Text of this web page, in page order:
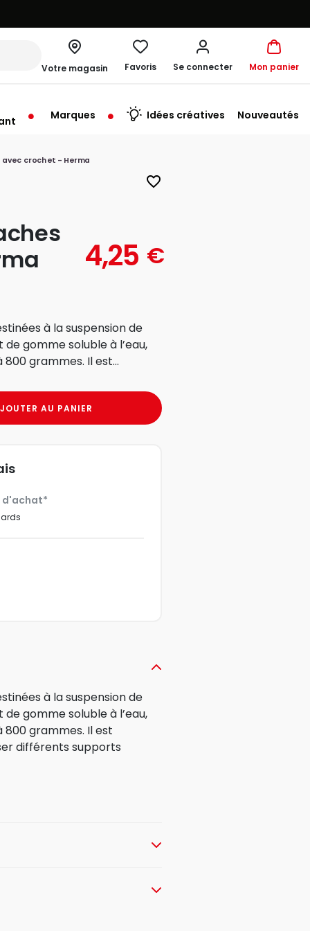
Votre magasin Favoris Se connecter Mon panier
Marques Idées créatives Nouveautés
crochet - Herma
favorite_border
4,25 €
à la suspension de
gomme soluble à l’eau,
grammes. Il est...
AU PANIER
d'achat*
à la suspension de
gomme soluble à l’eau,
grammes. Il est
différents supports